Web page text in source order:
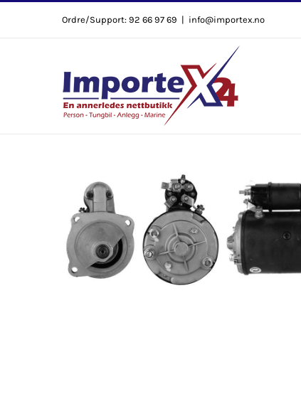
Ordre/Support: 92 66 97 69 | info@importex.no